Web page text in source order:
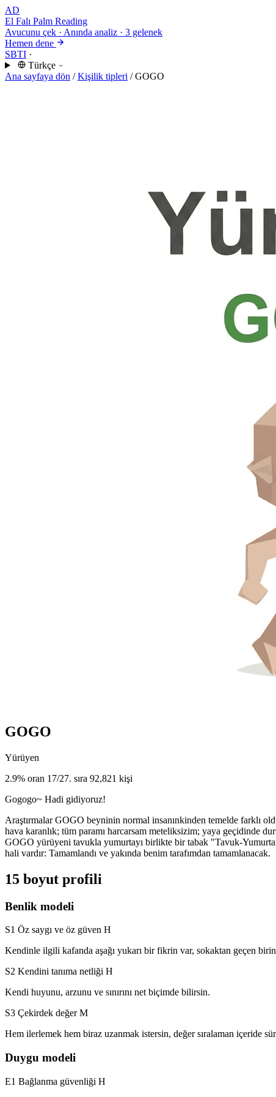
AD
El Falı Palm Reading
Avucunu çek · Anında analiz · 3 gelenek
Hemen dene
SBTI ·
Türkçe
Ana sayfaya dön / Kişilik tipleri / GOGO
GOGO
Yürüyen
2.9% oran 17/27. sıra 92,821 kişi
Gogogo~ Hadi gidiyoruz!
Araştırmalar GOGO beyninin normal insanınkinden temelde farklı
hava karanlık; tüm paramı harcarsam meteliksizim; yaya geçidinde
GOGO yürüyeni tavukla yumurtayı birlikte bir tabak "Tavuk-
hali vardır: Tamamlandı ve yakında benim tarafımdan tamamlanacak.
15 boyut profili
Benlik modeli
S1 Öz saygı ve öz güven H
Kendinle ilgili kafanda aşağı yukarı bir fikrin var, sokaktan geçen
S2 Kendini tanıma netliği H
Kendi huyunu, arzunu ve sınırını net biçimde bilirsin.
S3 Çekirdek değer M
Hem ilerlemek hem biraz uzanmak istersin, değer sıralaman içeride
Duygu modeli
E1 Bağlanma güvenliği H